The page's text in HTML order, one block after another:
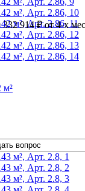
914 ₽ от 4-х
м²